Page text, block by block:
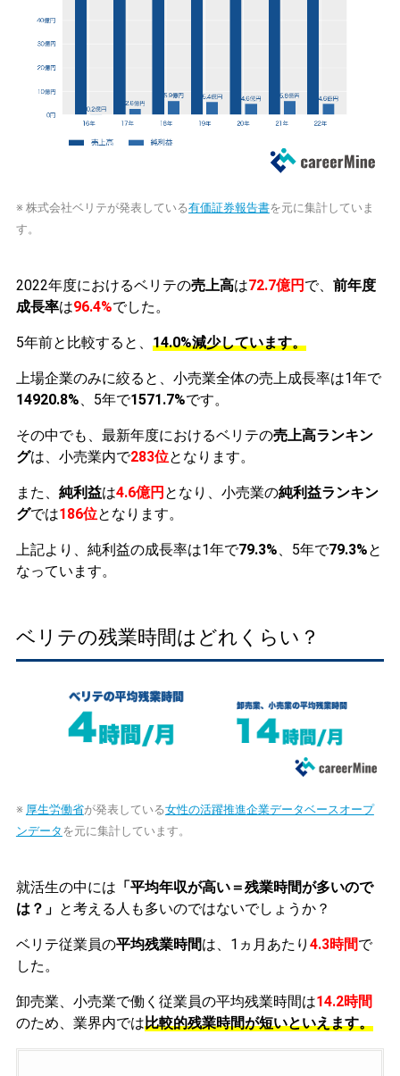
※ 株式会社ベリテが発表している有価証券報告書を元に集計していま
す。
2022年度におけるベリテの売上高は72.7億円 で、 前年度
成長率は96.4%でした。
5年前と比較すると、 14.0%減少しています。
上場企業のみに絞ると、小売業全体の売上成長率は1年で
14920.8%、5年で1571.7%です。
その中でも、最新年度におけるベリテの売上高ランキン
グは、小売業内で283位となります。
また、 純利益は4.6億円 となり、小売業の純利益ランキン
グでは186位となります。
上記より、純利益の成長率は1年で79.3%、5年で79.3%と
なっています。
ベリテの残業時間はどれくらい？
※ 厚生労働省が発表している女性の活躍推進企業データベースオープ
ンデータ を元に集計しています。
就活生の中には 「平均年収が高い＝残業時間が多いので
は？」 と考える人も多いのではないでしょうか？
ベリテ従業員の平均残業時間は、1ヵ月あたり 4.3時間で
した。
卸売業、小売業で働く従業員の平均残業時間は14.2時間
のため、業界内では比較的残業時間が短いといえます。